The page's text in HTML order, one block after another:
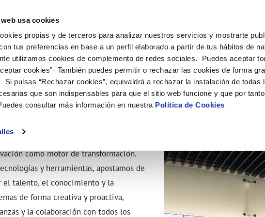
usa cookies
propias y de terceros para analizar nuestros servicios y mostrarte
tus preferencias en base a un perfil elaborado a partir de tus hábitos de
utilizamos cookies de complemento de redes sociales. Puedes aceptar
cookies”· También puedes permitir o rechazar las cookies de forma
Si pulsas “Rechazar cookies”, equivaldrá a rechazar la instalación de todas
que son indispensables para que el sitio web funcione y que por
consultar más información en nuestra Política de Cookies
Online
CONTRATOS
Cambio de titular
Alta de suministro
MODIFICACIÓN DE DATOS
Actualizar datos bancarios
Actualizar datos de domicilio
VER TODAS LAS GESTIONES
Tu Servicio
ATENCIÓN AL CLIENTE
Canales de contacto
Comprobación de fuga interior
COMPROMISO DE SERVICIO
Defensor del cliente
Normativa del servicio
Tu Agua
CALIDAD
Control calidad del agua
CUIDADOS DEL AGUA
Consejos de ahorro
Conócenos
POLÍTICA DE GESTIÓN INTEGRADA
compromisos
Y DIGITALIZACIÓN
como motor de transformación.
y herramientas, apostamos de
el talento, el conocimiento y la
de forma creativa y proactiva,
y la colaboración con todos los